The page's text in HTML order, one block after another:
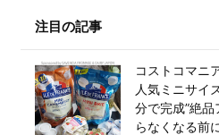
注目の記事
コストコマニ
人気ミニサイ
分で完成”絶
らなくなる前